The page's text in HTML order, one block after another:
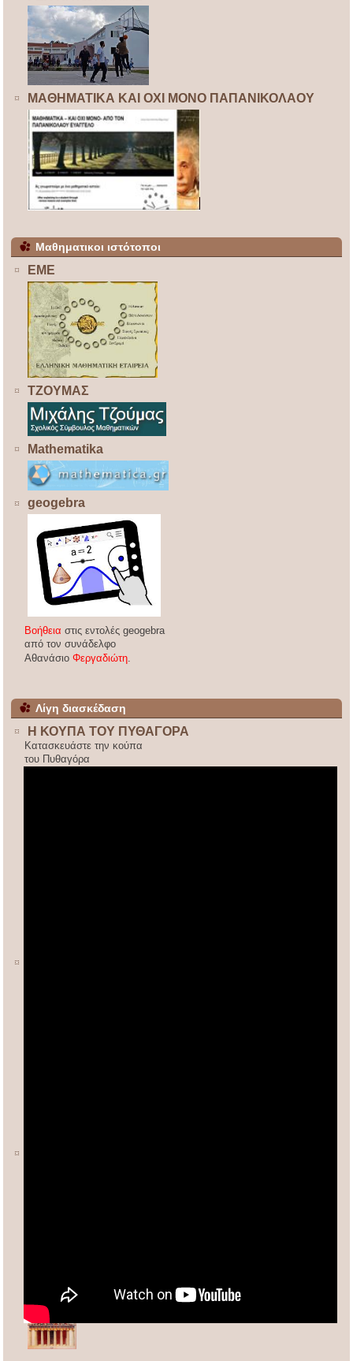
ΜΑΘΗΜΑΤΙΚΑ ΚΑΙ ΟΧΙ ΜΟΝΟ ΠΑΠΑΝΙΚΟΛΑΟΥ
Μαθηματικοι ιστότοποι
ΕΜΕ
ΤΖΟΥΜΑΣ
Mathematika
geogebra
Βοήθειαστις εντολές geogebra
από τον συνάδελφο
ΑθανάσιοΦεργαδιώτη
Λίγη διασκέδαση
Η ΚΟΥΠΑ ΤΟΥ ΠΥΘΑΓΟΡΑ
Κατασκευάστε την κούπα
του Πυθαγόρα
asxetos.gr